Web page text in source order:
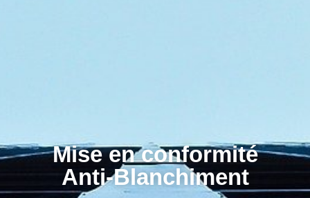
Mise en conformité
Anti-Blanchiment